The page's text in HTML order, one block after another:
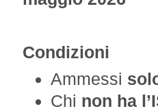
Condizioni
Ammessi
Chi non ha